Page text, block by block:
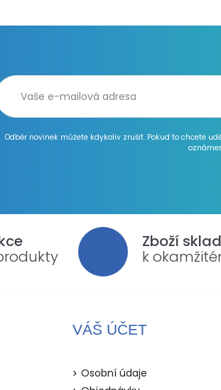
Odběr novinek můžete kdykoliv zrušit. Pokud to chcete
Zboží
k
VÁŠ ÚČET
Osobní údaje